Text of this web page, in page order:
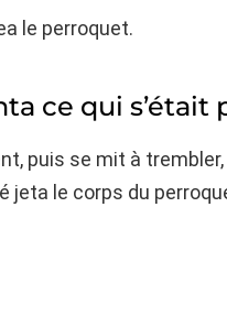
le perroquet.
ce qui s’était
puis se mit à
jeta le corps du